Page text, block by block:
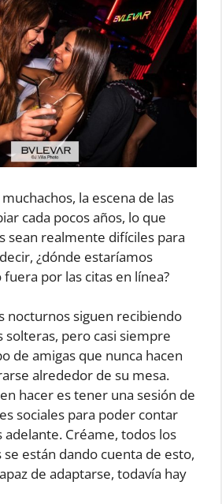
la escena de las
cada pocos años, lo que
sean realmente difíciles para
¿dónde estaríamos
por las citas en línea?
nocturnos siguen recibiendo
solteras, pero casi siempre
de amigas que nunca hacen
alrededor de su mesa.
hacer es tener una sesión de
sociales para poder contar
adelante. Créame, todos los
están dando cuenta de esto,
de adaptarse, todavía hay